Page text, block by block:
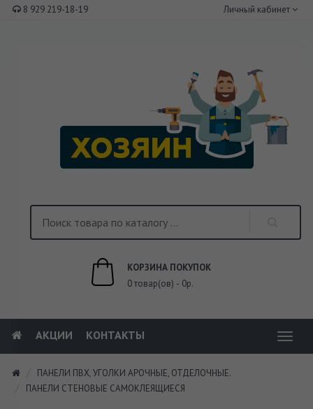
8 929 219-18-19 Личный кабинет
КОРЗИНА ПОКУПОК
0 товар(ов) - 0р.
АКЦИИ КОНТАКТЫ
ПАНЕЛИ ПВХ, УГОЛКИ АРОЧНЫЕ, ОТДЕЛОЧНЫЕ.
ПАНЕЛИ СТЕНОВЫЕ САМОКЛЕЯЩИЕСЯ